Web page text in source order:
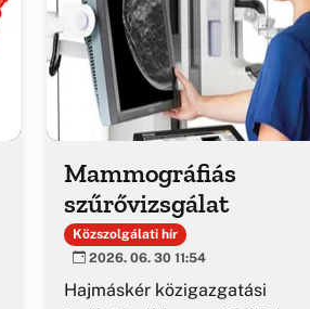
Mammográfiás
szűrővizsgálat
Közszolgálati hír
2026. 06. 30 11:54
Hajmáskér közigazgatási